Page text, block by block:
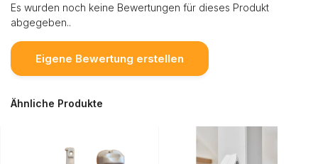
Es wurden noch keine Bewertungen für dieses Produkt
abgegeben..
Eigene Bewertung erstellen
Ähnliche Produkte